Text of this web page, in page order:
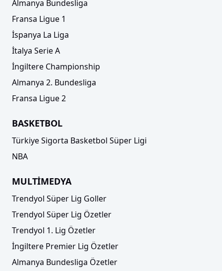
Almanya Bundesliga
Fransa Ligue 1
İspanya La Liga
İtalya Serie A
İngiltere Championship
Almanya 2. Bundesliga
Fransa Ligue 2
BASKETBOL
Türkiye Sigorta Basketbol Süper Ligi
NBA
MULTİMEDYA
Trendyol Süper Lig Goller
Trendyol Süper Lig Özetler
Trendyol 1. Lig Özetler
İngiltere Premier Lig Özetler
Almanya Bundesliga Özetler